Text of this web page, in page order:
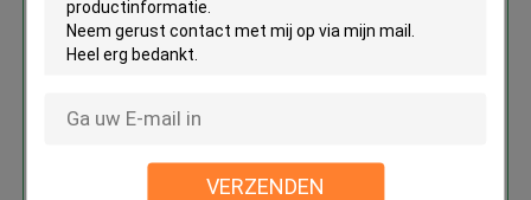
VERZENDEN
krimpmachine 20mm flacon cap
krimpmachine stabiele
prestaties AC220V flacon
Doorgaan